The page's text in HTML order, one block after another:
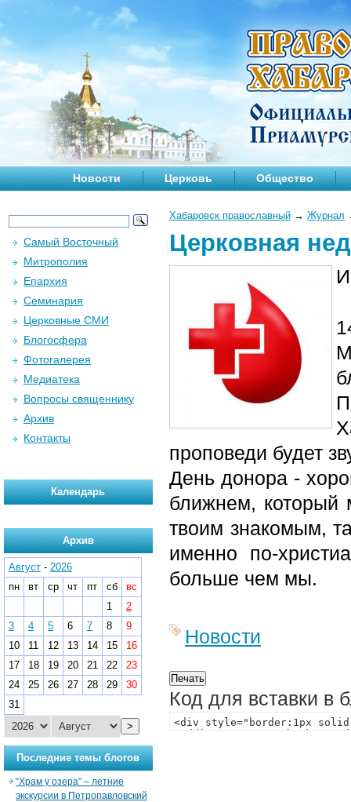
Новости Церковь Общество
Хабаровск православный → Журнал
Церковная
проповеди будет
День донора -
ближнем, который
твоим знакомым,
именно по-
больше чем мы.
Новости
Код для вставки в
Самый Восточный
Митрополия
Епархия
Семинария
Церковные СМИ
Блогосфера
Фотогалерея
Медиатека
Вопросы священнику
Архив
Контакты
Календарь
Архив
Август - 2026
пн
вт ср чт пт сб
вс
1
2
3
4 5 6 7 8
9
10
11 12 13 14 15
16
17
18 19 20 21 22
23
24
25 26 27 28 29
30
31
>
Последние темы блогов
“Храм у озера” – летние
экскурсии в Петропавловский